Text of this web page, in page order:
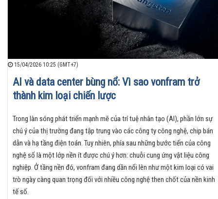
15/04/2026 10:25 (GMT+7)
AI và data center bùng nổ: Vì sao vonfram trở
thành kim loại chiến lược
Trong làn sóng phát triển mạnh mẽ của trí tuệ nhân tạo (AI), phần lớn sự
chú ý của thị trường đang tập trung vào các công ty công nghệ, chip bán
dẫn và hạ tầng điện toán. Tuy nhiên, phía sau những bước tiến của công
nghệ số là một lớp nền ít được chú ý hơn: chuỗi cung ứng vật liệu công
nghiệp. Ở tầng nền đó, vonfram đang dần nổi lên như một kim loại có vai
trò ngày càng quan trọng đối với nhiều công nghệ then chốt của nền kinh
tế số.